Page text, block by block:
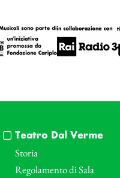
Teatro Dal Verme
Storia
Regolamento di Sala